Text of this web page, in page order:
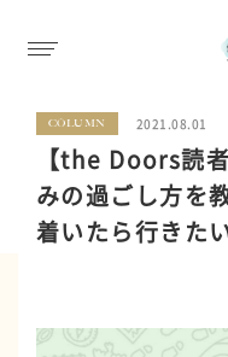
COLUMN 2021.08.01
【the Doors読
みの過ごし方を
着いたら行きた